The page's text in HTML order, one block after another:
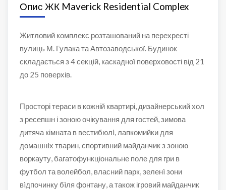
Опис ЖК Maverick Residential Complex
Житловий комплекс розташований на перехресті
вулиць М. Гулака та Автозаводської. Будинок
складається з 4 секцій, каскадної поверховості від 21
до 25 поверхів.
Просторі тераси в кожній квартирі, дизайнерський хол
з ресепшн і зоною очікування для гостей, зимова
дитяча кімната в вестибюлi, лапкомийки для
домашнiх тварин, спортивний майданчик з зоною
воркауту, багатофункціональне поле для гри в
футбол та волейбол, власний парк, зеленi зони
вiдпочинку бiля фонтану, а також ігровий майданчик